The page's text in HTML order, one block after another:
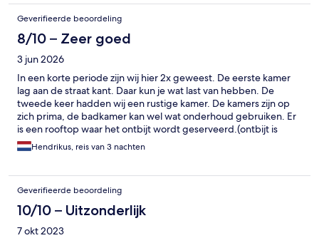
Geverifieerde beoordeling
8/10 – Zeer goed
3 jun 2026
In een korte periode zijn wij hier 2x geweest. De eerste kamer
lag aan de straat kant. Daar kun je wat last van hebben. De
tweede keer hadden wij een rustige kamer. De kamers zijn op
zich prima, de badkamer kan wel wat onderhoud gebruiken. Er
is een rooftop waar het ontbijt wordt geserveerd.(ontbijt is
voldoende) Verder lijkt daar overdag en in de avond niet veel te
beleven, ondanks de vele reclame aanwijzingen in lift en
het lijkt alsnog dit nog niet klaar is. Een prima centrale locatie
voor een Napels vakantie
Hendrikus, reis van 3 nachten
Geverifieerde beoordeling
10/10 – Uitzonderlijk
7 okt 2023